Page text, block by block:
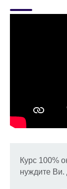
Курс 100%
нуждите